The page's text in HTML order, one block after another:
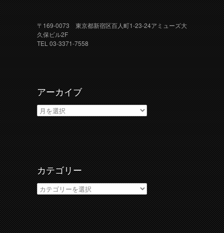
〒169-0073 東京都新宿区百人町1-23-24アミューズ大
久保ビル2F
TEL 03-3371-7558
アーカイブ
ア
ー
カ
イ
ブ
カテゴリー
カ
テ
ゴ
リ
ー